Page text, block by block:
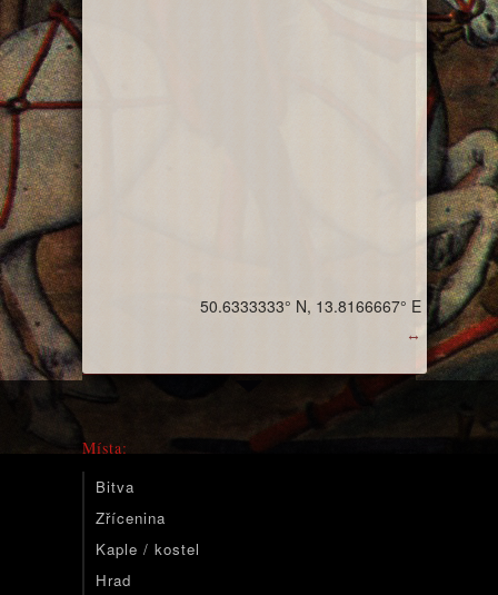
↔
50.6333333° N, 13.8166667° E
Místa:
Bitva
Zřícenina
Kaple / kostel
Hrad